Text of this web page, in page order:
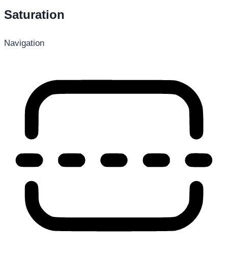
Saturation
Navigation